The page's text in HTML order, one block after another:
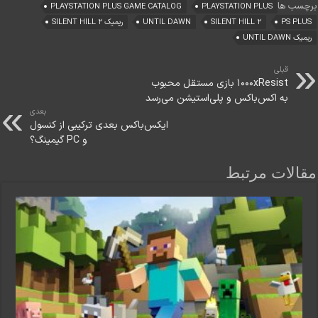
برچسب ها PLAYSTATION PLUS
PLAYSTATION PLUS GAME CATALOG
PS PLUS
SILENT HILL 2
UNTIL DAWN
ریمیک SILENT HILL 2
ریمیک UNTIL DAWN
قبلی
1000xResist بازی مستقل محبوب
به اکس‌باکس و پلی‌استیشن می‌رسد
بعدی
ایکس‌باکس بعدی ترکیبی از کنسول
و PC گیمینگ؟
مقالات مرتبط